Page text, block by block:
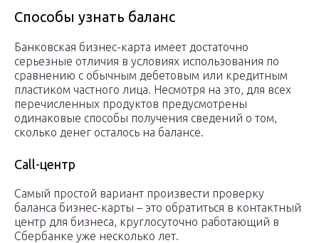
Способы узнать баланс
Банковская бизнес-карта имеет достаточно
серьезные отличия в условиях использования по
сравнению с обычным дебетовым или кредитным
пластиком частного лица. Несмотря на это, для всех
перечисленных продуктов предусмотрены
одинаковые способы получения сведений о том,
сколько денег осталось на балансе.
Call-центр
Самый простой вариант произвести проверку
баланса бизнес-карты – это обратиться в контактный
центр для бизнеса, круглосуточно работающий в
Сбербанке уже несколько лет.